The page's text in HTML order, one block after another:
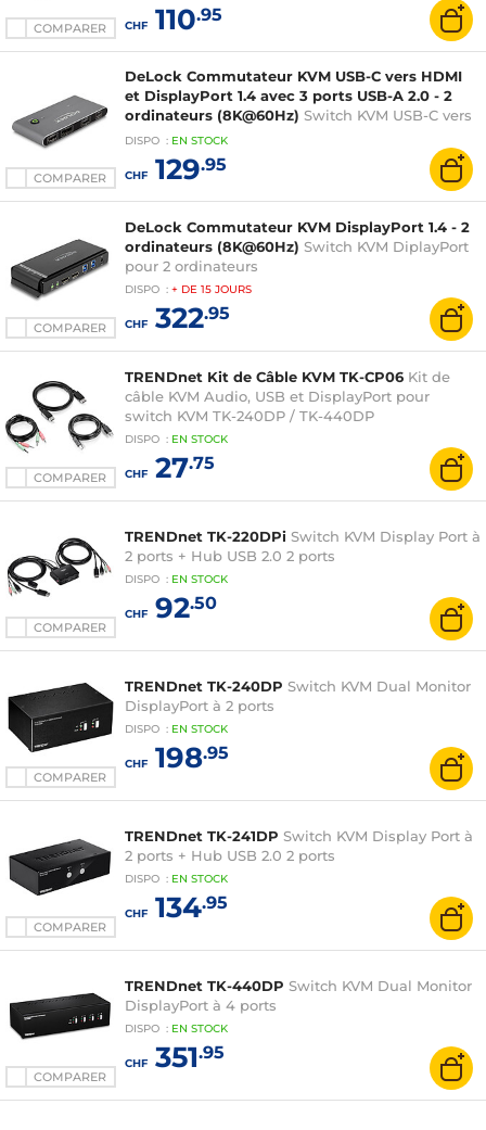
COMPARER CHF110.95
COMPARER
DeLock Commutateur KVM USB-C vers HDMI
et DisplayPort 1.4 avec 3 ports USB-A 2.0 - 2
ordinateurs (8K@60Hz) Switch KVM USB-C vers
HDMI et DisplayPort 1.4 avec 3 ports USB-A 2.0
pour 2 ordinateurs
DISPO : EN STOCK
CHF129.95
COMPARER
DeLock Commutateur KVM DisplayPort 1.4 - 2
ordinateurs (8K@60Hz) Switch KVM DiplayPort
pour 2 ordinateurs
DISPO : + DE 15 JOURS
CHF322.95
COMPARER
TRENDnet Kit de Câble KVM TK-CP06 Kit de
câble KVM Audio, USB et DisplayPort pour
switch KVM TK-240DP / TK-440DP
DISPO : EN STOCK
CHF27.75
COMPARER
TRENDnet TK-220DPi Switch KVM Display Port à
2 ports + Hub USB 2.0 2 ports
DISPO : EN STOCK
CHF92.50
COMPARER
TRENDnet TK-240DP Switch KVM Dual Monitor
DisplayPort à 2 ports
DISPO : EN STOCK
CHF198.95
COMPARER
TRENDnet TK-241DP Switch KVM Display Port à
2 ports + Hub USB 2.0 2 ports
DISPO : EN STOCK
CHF134.95
COMPARER
TRENDnet TK-440DP Switch KVM Dual Monitor
DisplayPort à 4 ports
DISPO : EN STOCK
CHF351.95